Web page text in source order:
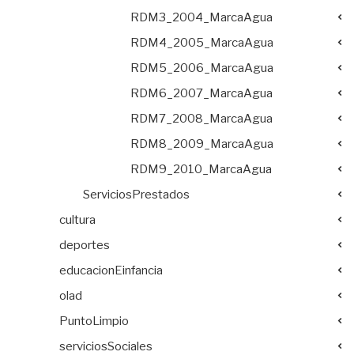
RDM3_2004_MarcaAgua
RDM4_2005_MarcaAgua
RDM5_2006_MarcaAgua
RDM6_2007_MarcaAgua
RDM7_2008_MarcaAgua
RDM8_2009_MarcaAgua
RDM9_2010_MarcaAgua
ServiciosPrestados
cultura
deportes
educacionEinfancia
olad
PuntoLimpio
serviciosSociales